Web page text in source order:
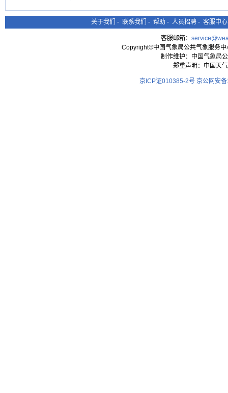
关于我们 - 联系我们 - 帮助 - 人员招聘 - 客服中心
客服邮箱：
Copyright©中国气象局公共气象服务
制作维护：中国气象局
郑重声明：中国天
京ICP证010385-2号 京公网安